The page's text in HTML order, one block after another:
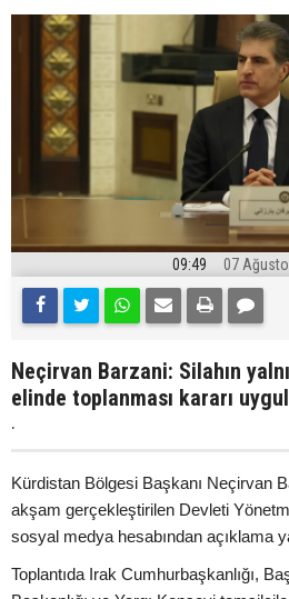
09:49 07
Neçirvan Barzani: Silahın
elinde toplanması kararı
.
Kürdistan Bölgesi Başkanı Neçirvan
akşam gerçekleştirilen Devleti
sosyal medya hesabından açıklama
Toplantıda Irak Cumhurbaşkanlığı,